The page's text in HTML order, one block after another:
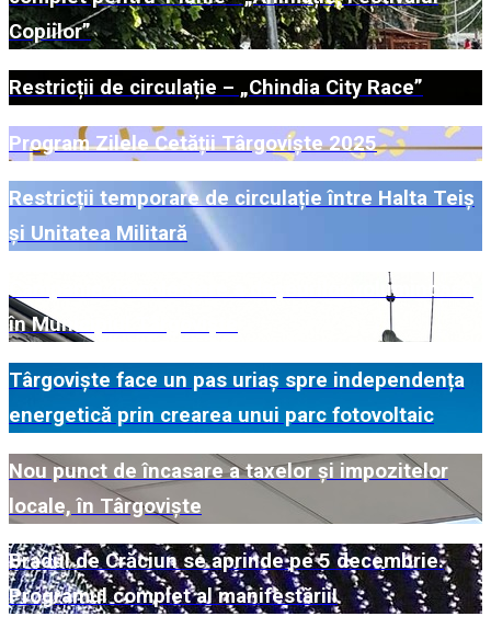
Copiilor”
Restricții de circulație – „Chindia City Race”
Program Zilele Cetății Târgoviște 2025
Restricții temporare de circulație între Halta Teiș
și Unitatea Militară
Campanie de colectare a deșeurilor voluminoase
în Municipiul Târgoviște
Târgoviște face un pas uriaș spre independența
energetică prin crearea unui parc fotovoltaic
Nou punct de încasare a taxelor și impozitelor
locale, în Târgoviște
Bradul de Crăciun se aprinde pe 5 decembrie.
Programul complet al manifestării!